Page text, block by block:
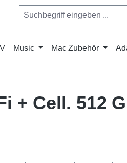
Music Mac Zubehör
+ Cell. 512